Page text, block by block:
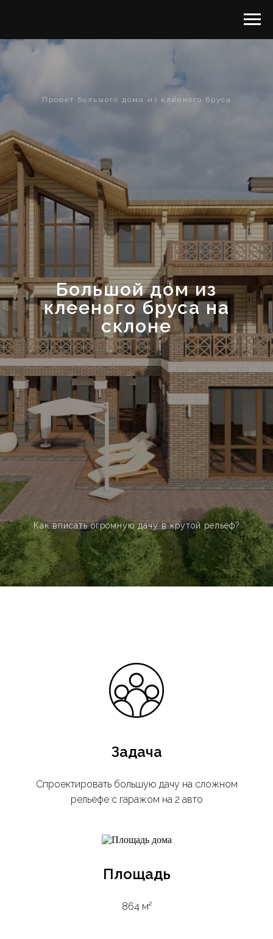
Большой дом из
клееного бруса на
склоне
Проект большого дома из клееного бруса
Как вписать огромную дачу в крутой рельеф?
Задача
Спроектировать большую дачу на сложном
рельефе с гаражом на 2 авто
Площадь
864 м²